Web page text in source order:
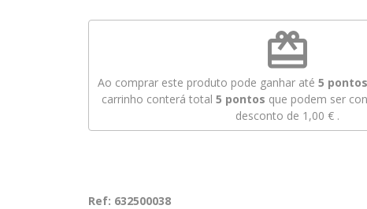
redeem
Ao comprar este produto pode ganhar até 5
carrinho conterá total 5 pontos que podem ser
desconto de 1,00 € .
Ref: 632500038